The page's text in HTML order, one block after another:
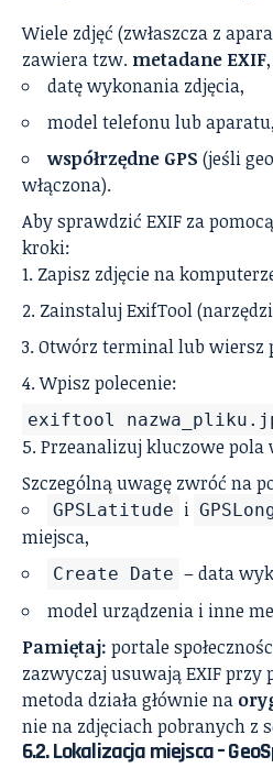
Wiele zdjęć (zwłaszcza z
zawiera tzw. metadane EXIF
datę wykonania zdjęcia,
model telefonu lub aparatu,
współrzędne GPS (jeśli
włączona).
Aby sprawdzić EXIF za
kroki:
Zapisz zdjęcie na
Zainstaluj ExifTool
Otwórz terminal lub wiersz
Wpisz polecenie:
exiftool
Przeanalizuj kluczowe
Szczególną uwagę zwróć na
GPSLatitude i
miejsca,
Create Date – data
model urządzenia i inne
Pamiętaj: portale
zazwyczaj usuwają EXIF
metoda działa głównie na
nie na zdjęciach pobranych z
6.2. Lokalizacja miejsca –